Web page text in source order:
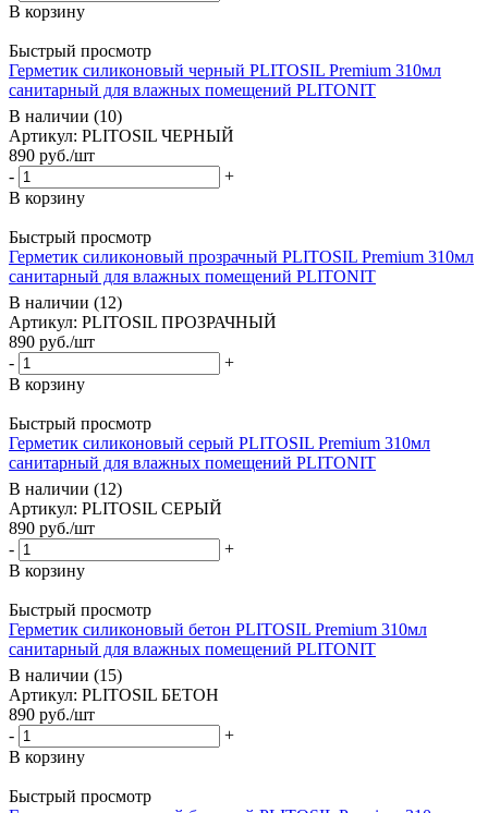
В корзину
Быстрый просмотр
Герметик силиконовый черный PLITOSIL Premium 310мл
санитарный для влажных помещений PLITONIT
В наличии (10)
Артикул: PLITOSIL ЧЕРНЫЙ
890 руб./шт
-
+
В корзину
Быстрый просмотр
Герметик силиконовый прозрачный PLITOSIL Premium 310мл
санитарный для влажных помещений PLITONIT
В наличии (12)
Артикул: PLITOSIL ПРОЗРАЧНЫЙ
890 руб./шт
-
+
В корзину
Быстрый просмотр
Герметик силиконовый серый PLITOSIL Premium 310мл
санитарный для влажных помещений PLITONIT
В наличии (12)
Артикул: PLITOSIL СЕРЫЙ
890 руб./шт
-
+
В корзину
Быстрый просмотр
Герметик силиконовый бетон PLITOSIL Premium 310мл
санитарный для влажных помещений PLITONIT
В наличии (15)
Артикул: PLITOSIL БЕТОН
890 руб./шт
-
+
В корзину
Быстрый просмотр